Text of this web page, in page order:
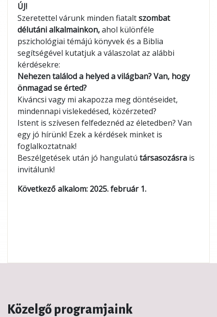
ÚJ!
Szeretettel várunk minden fiataltszombat
délutáni alkalmainkon,ahol különféle
pszichológiai témájú könyvek és a Biblia
segítségével kutatjuk a válaszolat az alábbi
kérdésekre:
Nehezen találod a helyed a világban? Van, hogy
önmagad se érted?
Kiváncsi vagy mi akapozza meg döntéseidet,
mindennapi vislekedésed, közérzeted?
Istent is szívesen felfedeznéd az életedben? Van
egy jó hírünk! Ezek a kérdések minket is
foglalkoztatnak!
Beszélgetések után jó hangulatú társasozásra is
invitálunk!
Következő alkalom: 2025.február 1.
Közelgő programjaink